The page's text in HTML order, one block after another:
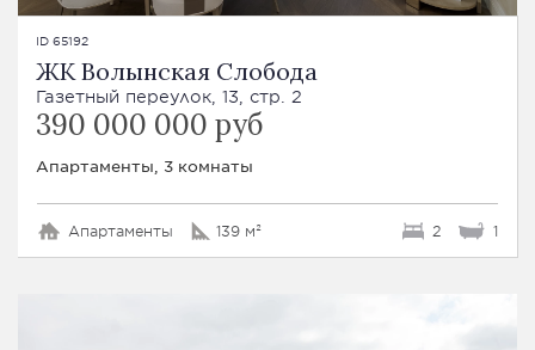
ID 65192
ЖК Волынская Слобода
Газетный переулок, 13, стр. 2
390 000 000 руб
Апартаменты, 3 комнаты
Апартаменты 139 м² 2 1